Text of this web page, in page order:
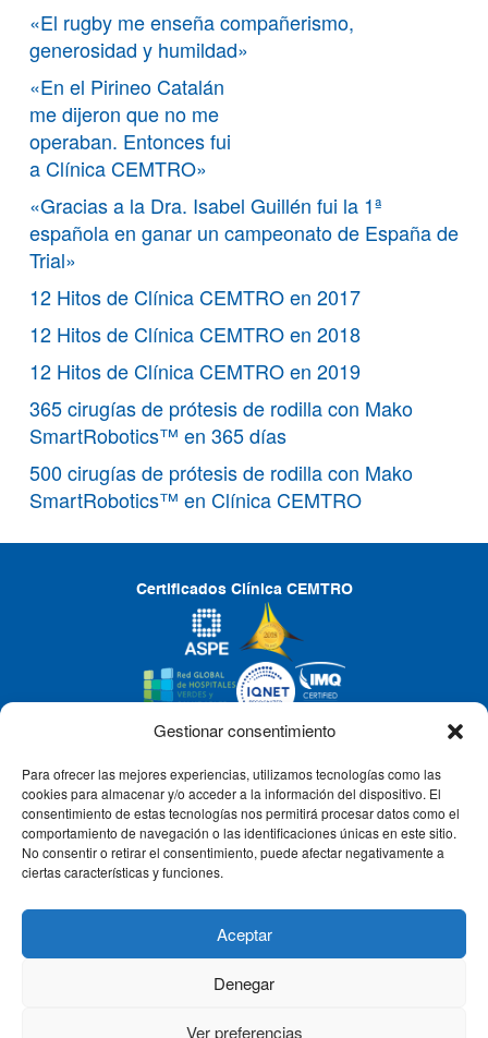
Gestionar consentimiento
Para ofrecer las mejores experiencias, utilizamos tecnologías como las
cookies para almacenar y/o acceder a la información del dispositivo. El
consentimiento de estas tecnologías nos permitirá procesar datos como el
comportamiento de navegación o las identificaciones únicas en este sitio.
No consentir o retirar el consentimiento, puede afectar negativamente a
ciertas características y funciones.
Aceptar
Denegar
Ver preferencias
«El rugby me enseña compañerismo,
generosidad y humildad»
«En el Pirineo Catalán
me dijeron que no me
operaban. Entonces fui
a Clínica CEMTRO»
«Gracias a la Dra. Isabel Guillén fui la 1ª
española en ganar un campeonato de España de
Trial»
12 Hitos de Clínica CEMTRO en 2017
12 Hitos de Clínica CEMTRO en 2018
12 Hitos de Clínica CEMTRO en 2019
365 cirugías de prótesis de rodilla con Mako
SmartRobotics™ en 365 días
500 cirugías de prótesis de rodilla con Mako
SmartRobotics™ en Clínica CEMTRO
Certificados Clínica CEMTRO
CLÍNICA CEMTRO
QUIÉNES SOMOS